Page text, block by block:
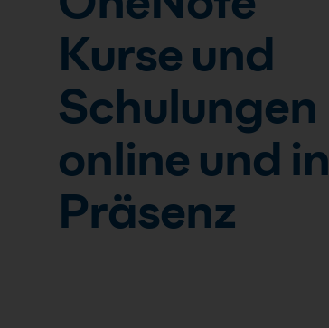
Kurse und
Schulungen
online und in
Präsenz